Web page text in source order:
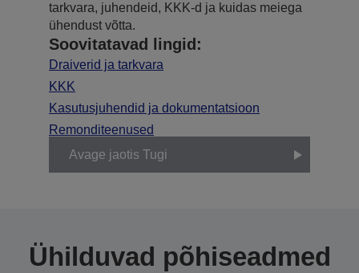
tarkvara, juhendeid, KKK-d ja kuidas meiega
ühendust võtta.
Soovitatavad lingid:
Draiverid ja tarkvara
KKK
Kasutusjuhendid ja dokumentatsioon
Remonditeenused
Avage jaotis Tugi
Ühilduvad põhiseadmed